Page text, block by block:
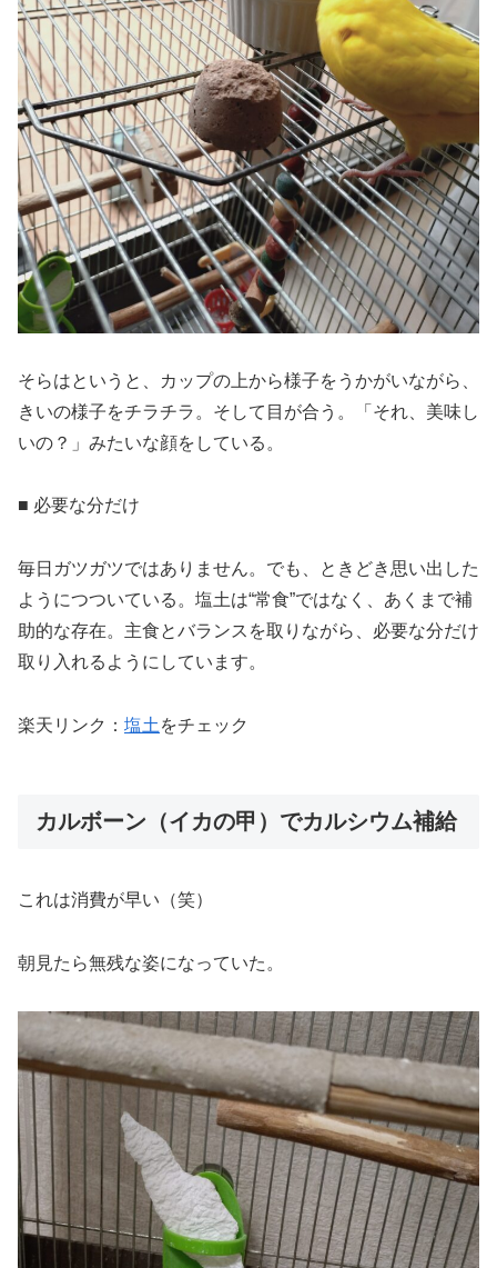
そらはというと、カップの上から様子をうかがいながら、
きいの様子をチラチラ。そして目が合う。「それ、美味し
いの？」みたいな顔をしている。
■ 必要な分だけ
毎日ガツガツではありません。でも、ときどき思い出した
ようにつついている。塩土は“常食”ではなく、あくまで補
助的な存在。主食とバランスを取りながら、必要な分だけ
取り入れるようにしています。
楽天リンク： 塩土 をチェック
カルボーン（イカの甲）でカルシウム補給
これは消費が早い（笑）
朝見たら無残な姿になっていた。